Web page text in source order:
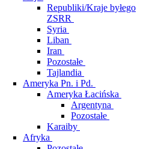
Republiki/Kraje byłego
ZSRR
Syria
Liban
Iran
Pozostałe
Tajlandia
Ameryka Pn. i Pd.
Ameryka Łacińska
Argentyna
Pozostałe
Karaiby
Afryka